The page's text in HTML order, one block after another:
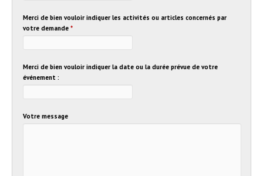
Merci de bien vouloir indiquer les activités ou articles concernés par
votre demande *
Merci de bien vouloir indiquer la date ou la durée prévue de votre
événement :
Votre message